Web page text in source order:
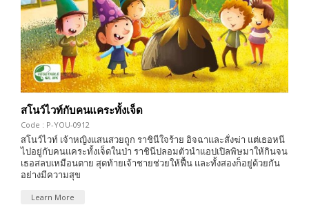
สโนว์ไวท์กับคนแคระทั้งเจ็ด
Code : P-YOU-0912
สโนว์ไวท์ เจ้าหญิงแสนสวยถูก ราชินีใจร้าย อิจฉาและสั่งฆ่า แต่เธอหนี
ไปอยู่กับคนแคระทั้งเจ็ดในป่า ราชินีปลอมตัวนำแอปเปิลพิษมาให้กินจน
เธอสลบเหมือนตาย สุดท้ายเจ้าชายช่วยให้ฟื้น และทั้งสองก็อยู่ด้วยกัน
อย่างมีความสุข
Learn More